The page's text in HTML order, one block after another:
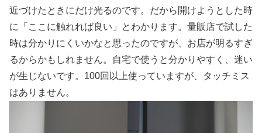
近づけたときにだけ光るのです。だから開けようとした時
に「ここに触れれば良い」とわかります。量販店で試した
時は分かりにくいかなと思ったのですが、お店が明るすぎ
るからかもしれません。自宅で使うと分かりやすく、迷い
が生じないです。100回以上使っていますが、タッチミス
はありません。